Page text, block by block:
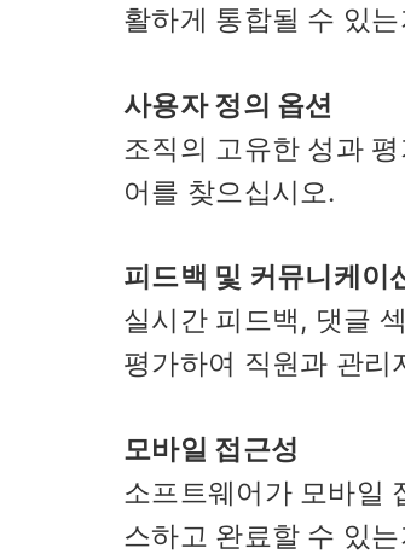
활하게 통합될 수 있
사용자 정의 옵션
조직의 고유한 성과
어를 찾으십시오.
피드백 및 커뮤니케이
실시간 피드백, 댓글
평가하여 직원과 관리
모바일 접근성
소프트웨어가 모바일
스하고 완료할 수 있